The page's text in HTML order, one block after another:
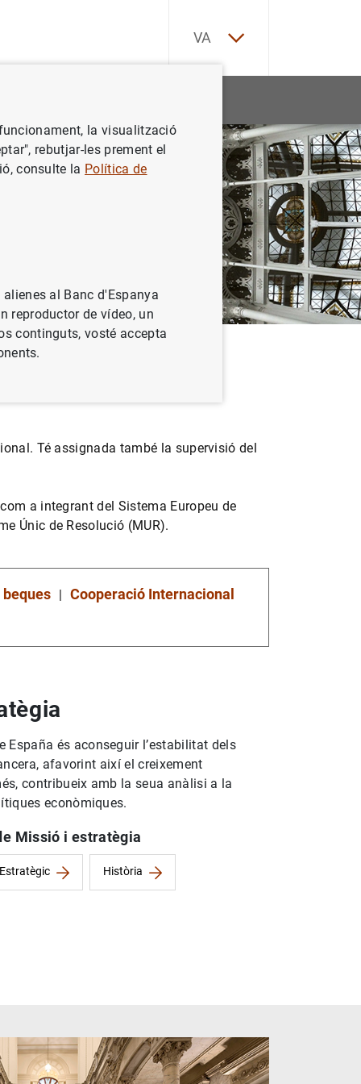
VA
Té assignada també la supervisió del
a integrant del Sistema Europeu de
Únic de Resolució (MUR).
beques Cooperació Internacional
España és aconseguir l’estabilitat dels
afavorint així el creixement
contribueix amb la seua anàlisi a la
econòmiques.
Missió i estratègia
Història
la visualització
rebutjar-les prement el
consulte la Política de
al Banc d'Espanya
reproductor de vídeo, un
continguts, vosté accepta